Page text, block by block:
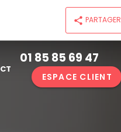
01 85 85 69 47
ESPACE CLIENT
share PARTAGER